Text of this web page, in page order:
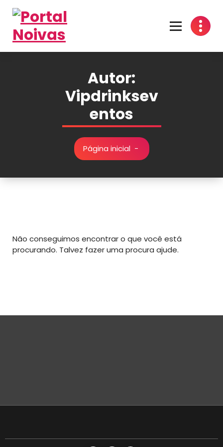
inspirações e organização prática no Portal Noivas. 💍👰
Autor:
Vipdrinksev
entos
Página inicial-
Não conseguimos encontrar o que você está
procurando. Talvez fazer uma procura ajude.